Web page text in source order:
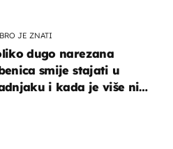
JE ZNATI
dugo narezana
smije stajati u
i kada je više nije